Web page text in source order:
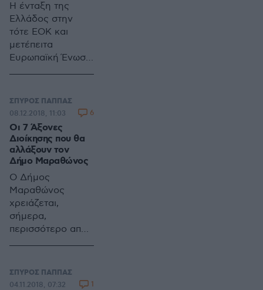
βγήκαν στους
δρόμους για να
διαμαρτυρηθούν...
Η ένταξη της
Ελλάδος στην
τότε ΕΟΚ και
μετέπειτα
Ευρωπαϊκή Ένωση
υιοθέτηση, από
τους Έλληνες,
πολλών
συμπεριφορών
προερχόμενων
από αυτήν.
ΣΠΥΡΟΣ ΠΑΠΠΑΣ
Οι 7 Άξονες
Διοίκησης που θα
αλλάξουν τον
Δήμο Μαραθώνος
Ο Δήμος
Μαραθώνος
χρειάζεται,
σήμερα,
περισσότερο από
όραμα και
προοπτική.
08.12.2018, 11:03 6
ΣΠΥΡΟΣ ΠΑΠΠΑΣ
04.11.2018, 07:32 1